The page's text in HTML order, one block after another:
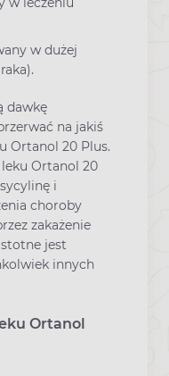
w dużej
dawkę
na jakiś
Ortanol 20 Plus.
leku Ortanol 20
i
choroby
zakażenie
jest
innych
Ortanol